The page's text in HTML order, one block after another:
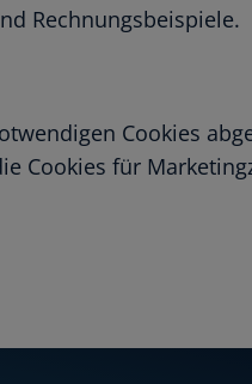
Rechnungsbeispiele.
Cookies
Cookies für